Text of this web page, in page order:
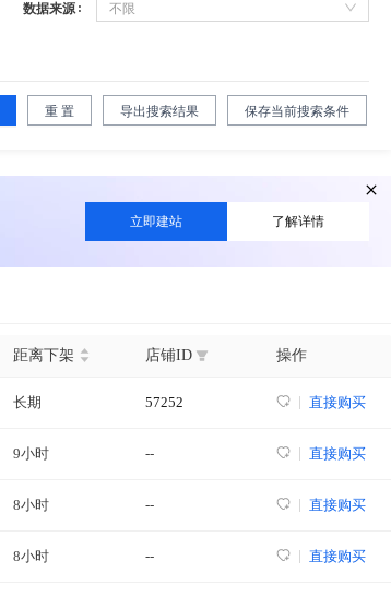
数据来源 不限
重 置 导出搜索结果 保存当前搜索条件
立即建站 了解详情
距离下架 店铺ID 操作
长期 57252 直接购买
9小时 -- 直接购买
8小时 -- 直接购买
8小时 -- 直接购买